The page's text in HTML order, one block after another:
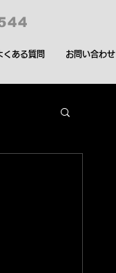
くある質問 お問い合わせ